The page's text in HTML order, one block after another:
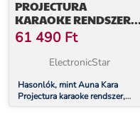
PROJECTURA
KARAOKE RENDSZER,
FEKETE + DAZZL
KARAOKE MIKROFON
KÉSZLET, LED
61 490 Ft
ElectronicStar
Hasonlók, mint Auna Kara
Projectura karaoke rendszer,
fekete + Dazzl karaoke mikrofon